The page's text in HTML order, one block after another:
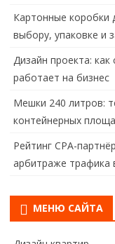
Картонные коробки
выбору, упаковке и
Дизайн проекта:
работает на бизнес
Мешки 240 литров:
контейнерных
Рейтинг CPA-
арбитраже трафика
МЕНЮ САЙТА